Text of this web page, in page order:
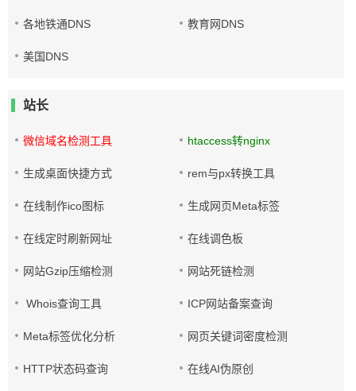
各地铁通DNS 教育网DNS
美国DNS
站长
微信域名检测工具 htaccess转nginx
生成桌面快捷方式 rem与px转换工具
在线制作ico图标 生成网页Meta标签
在线定时刷新网址 在线调色板
网站Gzip压缩检测 网站死链检测
Whois查询工具 ICP网站备案查询
Meta标签优化分析 网页关键词密度检测
HTTP状态码查询 在线AI伪原创